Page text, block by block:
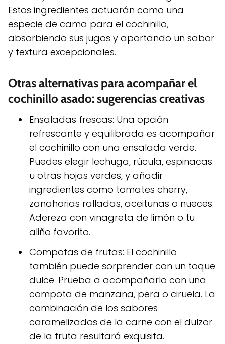
Estos ingredientes actuarán como una
especie de cama para el cochinillo,
absorbiendo sus jugos y aportando un sabor
y textura excepcionales.
Otras alternativas para acompañar el
cochinillo asado: sugerencias creativas
Ensaladas frescas: Una opción
refrescante y equilibrada es acompañar
el cochinillo con una ensalada verde.
Puedes elegir lechuga, rúcula, espinacas
u otras hojas verdes, y añadir
ingredientes como tomates cherry,
zanahorias ralladas, aceitunas o nueces.
Adereza con vinagreta de limón o tu
aliño favorito.
Compotas de frutas: El cochinillo
también puede sorprender con un toque
dulce. Prueba a acompañarlo con una
compota de manzana, pera o ciruela. La
combinación de los sabores
caramelizados de la carne con el dulzor
de la fruta resultará exquisita.